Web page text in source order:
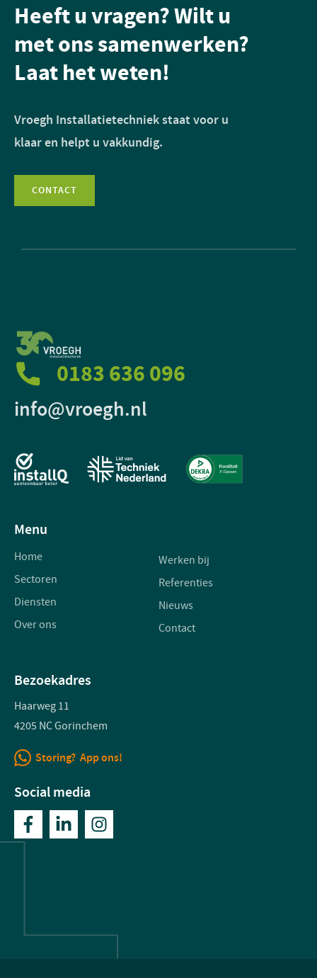
Heeft u vragen? Wilt u
met ons samenwerken?
Laat het weten!
Vroegh Installatietechniek staat voor u
klaar en helpt u vakkundig.
CONTACT
0183 636 096
info@vroegh.nl
Menu
Home
Sectoren
Diensten
Over ons
Werken bij
Referenties
Nieuws
Contact
Bezoekadres
Haarweg 11
4205 NC Gorinchem
Storing? App ons!
Social media